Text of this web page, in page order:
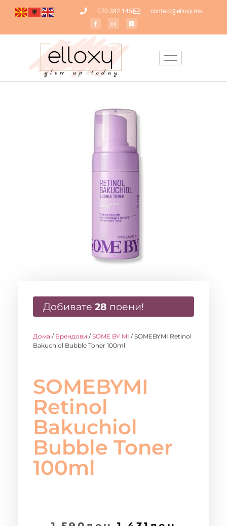
070 382 145 contact@elloxy.mk
Добивате 28 поени!
Дома / Брендови /SOME BY MI / SOMEBYMI Retinol
Bakuchiol Bubble Toner 100ml
SOMEBYMI
Retinol
Bakuchiol
Bubble Toner
100ml